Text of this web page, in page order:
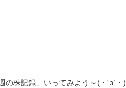
株記録、いってみよう～(・´з`・)